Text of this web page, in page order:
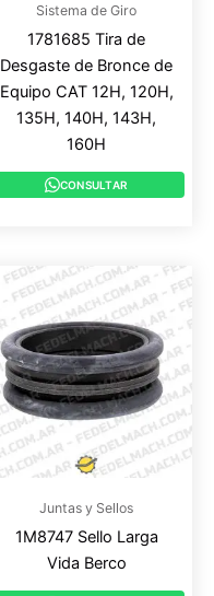
Sistema de Giro
1781685 Tira de
Desgaste de Bronce de
Equipo CAT 12H, 120H,
135H, 140H, 143H,
160H
CONSULTAR
Juntas y Sellos
1M8747 Sello Larga
Vida Berco